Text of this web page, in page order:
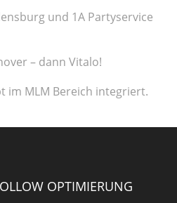
und 1A Partyservice
– dann Vitalo!
im MLM Bereich integriert.
OPTIMIERUNG